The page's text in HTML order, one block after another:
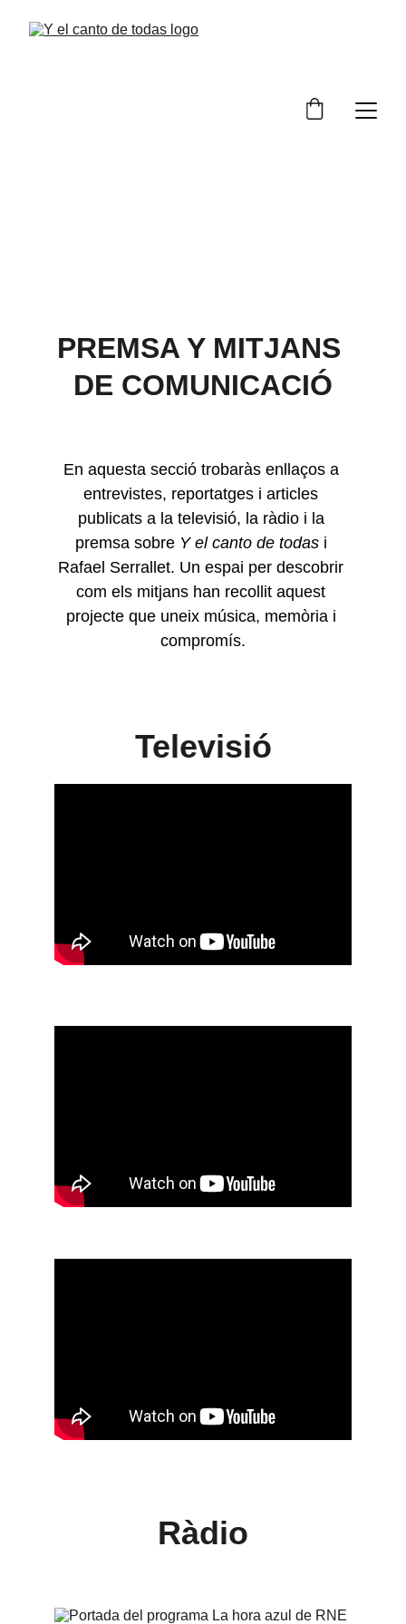
PREMSA Y MITJANS
DE COMUNICACIÓ
En aquesta secció trobaràs enllaços a
entrevistes, reportatges i articles
publicats a la televisió, la ràdio i la
premsa sobre Y el canto de todas i
Rafael Serrallet. Un espai per descobrir
com els mitjans han recollit aquest
projecte que uneix música, memòria i
compromís.
Televisió
Ràdio